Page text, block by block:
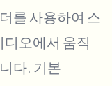
를 사용하여 스
디오에서 움직
다. 기본